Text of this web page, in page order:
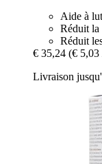
Aide à
Réduit la
Réduit
€ 35,24 (€ 5,03
Livraison